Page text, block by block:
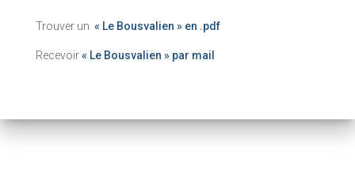
Trouver un « Le Bousvalien » en .pdf
Recevoir« Le Bousvalien » par mail